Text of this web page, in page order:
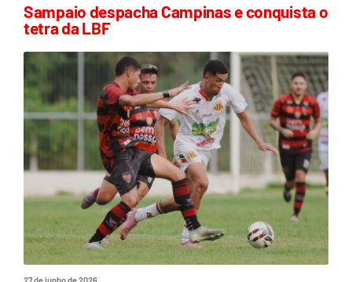
Sampaio despacha Campinas e conquista o
tetra da LBF
27 de junho de 2026